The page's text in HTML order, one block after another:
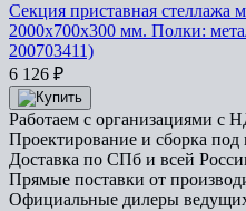
Секция приставная стеллажа
2000x700x300 мм. Полки:
200703411)
6 126 ₽
Работаем с организациями с
Проектирование и сборка под
Доставка по СПб и всей
Прямые поставки от
Официальные дилеры